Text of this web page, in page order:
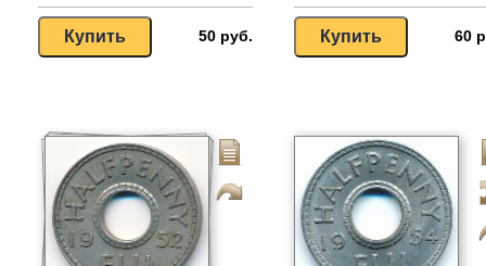
50 руб. 60